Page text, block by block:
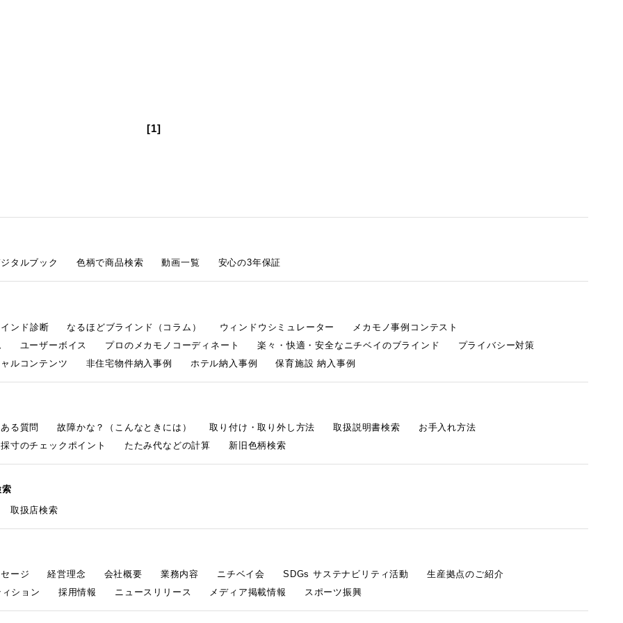
[1]
タルブック 色柄で商品検索 動画一覧 安心の3年保証
ンド診断 なるほどブラインド（コラム） ウィンドウシミュレーター
メカモノ事例コンテスト
ユーザーボイス プロのメカモノコーディネート 楽々・快適・安全なニチベイのブラインド
プライバシー対策
ルコンテンツ
非住宅物件納入事例 ホテル納入事例 保育施設 納入事例
る質問 故障かな？（こんなときには） 取り付け・取り外し方法 取扱説明書検索
お手入れ方法
採寸のチェックポイント
たたみ代などの計算 新旧色柄検索
取扱店検索
ージ 経営理念 会社概要 業務内容 ニチベイ会 SDGs サステナビリティ活動
生産拠点のご紹介
ション
採用情報 ニュースリリース メディア掲載情報 スポーツ振興